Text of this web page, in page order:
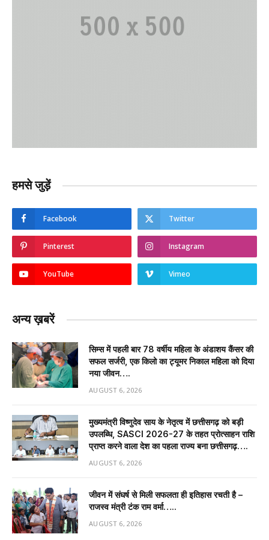
हमसे जुड़ें
Facebook Twitter
Pinterest Instagram
YouTube Vimeo
अन्य ख़बरें
सिम्स में पहली बार 78 वर्षीय महिला के अंडाशय कैंसर की
सफल सर्जरी, एक किलो का ट्यूमर निकाल महिला को दिया
नया जीवन….
AUGUST 6, 2026
मुख्यमंत्री विष्णुदेव साय के नेतृत्व में छत्तीसगढ़ को बड़ी
उपलब्धि, SASCI 2026-27 के तहत प्रोत्साहन राशि
प्राप्त करने वाला देश का पहला राज्य बना छत्तीसगढ़….
AUGUST 6, 2026
जीवन में संघर्ष से मिली सफलता ही इतिहास रचती है –
राजस्व मंत्री टंक राम वर्मा…..
AUGUST 6, 2026